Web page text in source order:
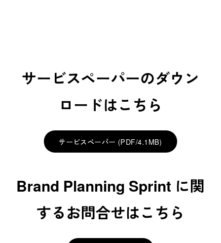
サービスペーパーのダウン
ロードはこちら
サービスペーパー (PDF/4.1MB)
Brand Planning Sprint に関
するお問合せはこちら